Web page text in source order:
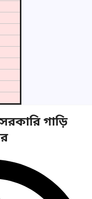
গাড়ি